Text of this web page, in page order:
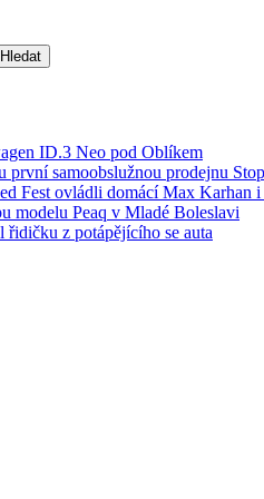
Hledat
ID.3 Neo pod Oblíkem
samoobslužnou prodejnu
Fest ovládli domácí Max Karhan
modelu Peaq v Mladé Boleslavi
řidičku z potápějícího se auta